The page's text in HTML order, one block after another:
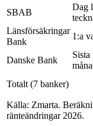
SBAB
Dag
Länsförsäkringar
Bank
1:a
Danske Bank
Sista
Totalt (7 banker)
Källa: Zmarta.
ränteändringar 2026.